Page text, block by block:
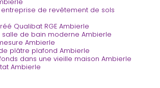
de revêtement de sols
Qualibat RGE Ambierle
de bain moderne Ambierle
Ambierle
plâtre plafond Ambierle
dans une vieille maison Ambierle
Ambierle